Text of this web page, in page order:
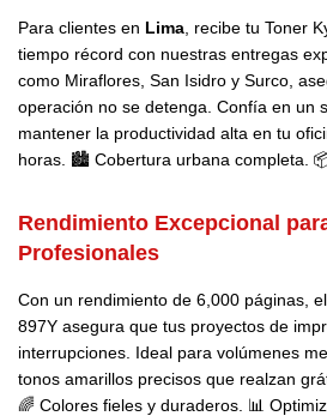
Para clientes en Lima , recibe tu Toner
tiempo récord con nuestras entregas
como Miraflores, San Isidro y Surco,
operación no se detenga. Confía en un
mantener la productividad alta en tu
horas. 🏙️ Cobertura urbana completa.
Rendimiento Excepcional
Profesionales
Con un rendimiento de 6,000 páginas,
897Y asegura que tus proyectos de
interrupciones. Ideal para volúmenes
tonos amarillos precisos que realzan
🌈 Colores fieles y duraderos. 📊